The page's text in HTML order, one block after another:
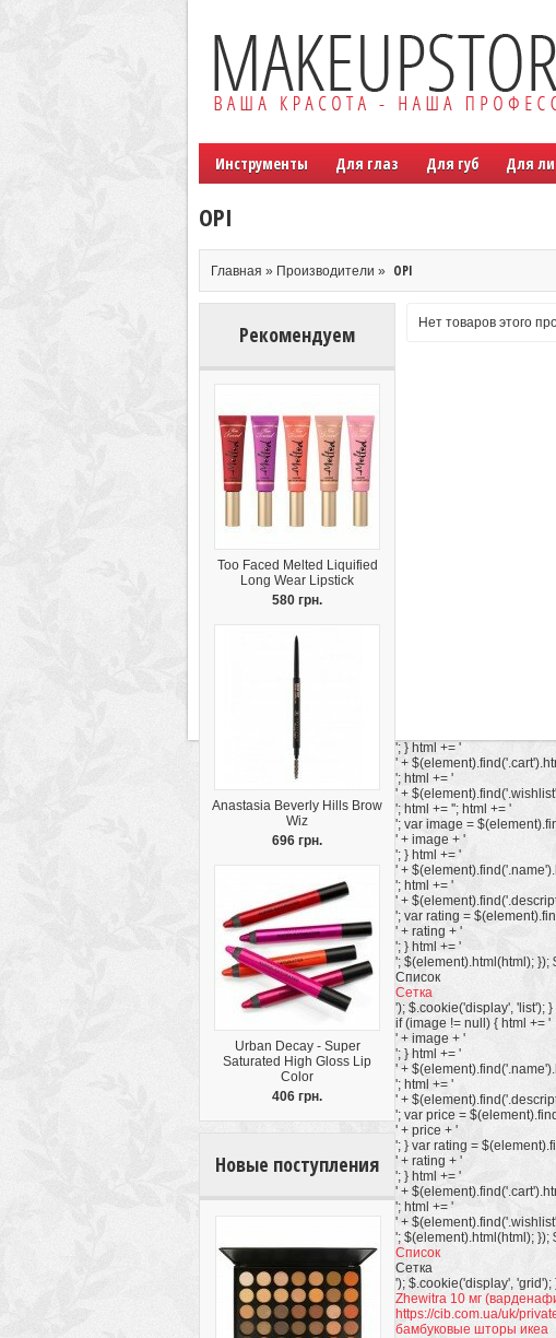
Инструменты Для глаз Для губ Для
OPI
Главная » Производители » OPI
Рекомендуем
Too Faced Melted Liquified
Long Wear Lipstick
580 грн.
Anastasia Beverly Hills Brow
Wiz
696 грн.
Urban Decay - Super
Saturated High Gloss Lip
Color
406 грн.
Новые поступления
Нет товаров этого
'; } html += '
' +
'; html += '
' +
'; html += ''; html += '
'; var image =
' + image + '
'; } html += '
' +
'; html += '
' +
'; var rating =
' + rating + '
'; } html += '
'; $(element).html(html); });
Список
Сетка
'); $.cookie('display', 'list');
if (image != null) { html += '
' + image + '
'; } html += '
' +
'; html += '
' +
'; var price =
' + price + '
'; } var rating =
' + rating + '
'; } html += '
' +
'; html += '
' +
'; $(element).html(html); });
Список
Сетка
'); $.cookie('display',
Zhewitra 10 мг
https://cib.com.ua/uk/
бамбуковые шторы икеа